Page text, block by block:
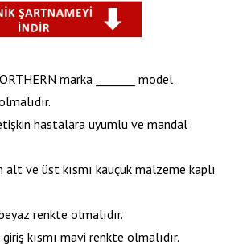
marka _______ model
hastalara uyumlu ve mandal
alt ve üst kısmı kauçuk malzeme kaplı
renkte olmalıdır.
kısmı mavi renkte olmalıdır.